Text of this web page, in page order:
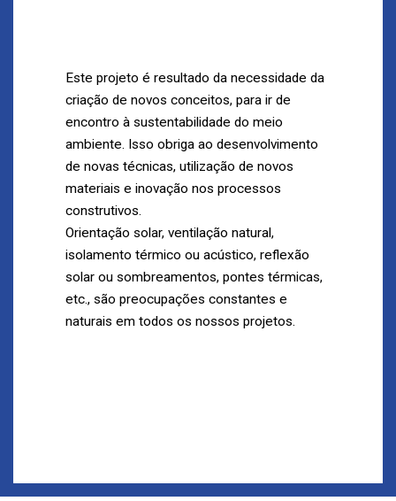
Este projeto é resultado da necessidade da
criação de novos conceitos, para ir de
encontro à sustentabilidade do meio
ambiente. Isso obriga ao desenvolvimento
de novas técnicas, utilização de novos
materiais e inovação nos processos
construtivos.
Orientação solar, ventilação natural,
isolamento térmico ou acústico, reflexão
solar ou sombreamentos, pontes térmicas,
etc., são preocupações constantes e
naturais em todos os nossos projetos.